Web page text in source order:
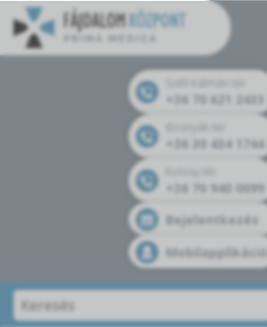
+36 70 621 2433
+36 30 434 1744
+36 70 940 0099
Bejelentkezés
Mobilapplikáció